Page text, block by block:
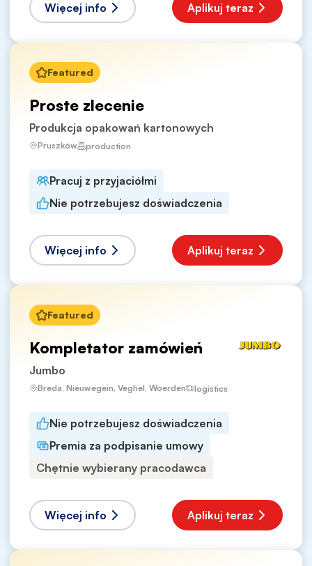
Więcej info Aplikuj teraz
Featured
Proste zlecenie
Produkcja opakowań kartonowych
Pruszków production
Pracuj z przyjaciółmi
Nie potrzebujesz doświadczenia
Więcej info Aplikuj teraz
Featured
Kompletator zamówień
Jumbo
Breda, Nieuwegein, Veghel, Woerden logistics
Nie potrzebujesz doświadczenia
Premia za podpisanie umowy
Chętnie wybierany pracodawca
Więcej info Aplikuj teraz